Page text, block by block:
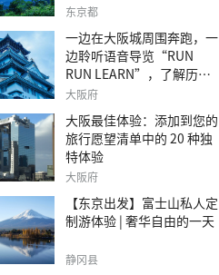
之旅。
东京都
一边在大阪城周围奔跑，一
边聆听语音导览“RUN
RUN LEARN”，了解历
史。
大阪府
大阪最佳体验：添加到您的
旅行愿望清单中的 20 种独
特体验
大阪府
【东京出发】富士山私人定
制游体验 | 奢华自由的一天
静冈县